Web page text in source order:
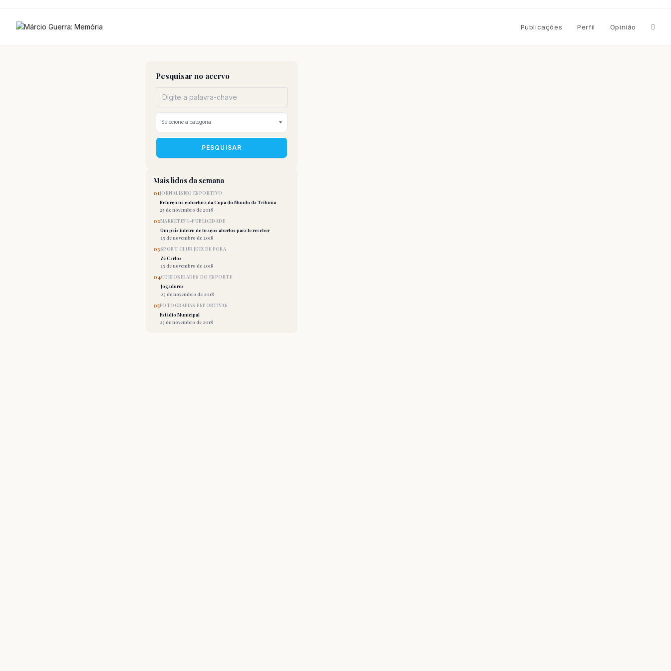
Publicações Perfil Opinião
Pesquisar no acervo
PESQUISAR
Mais lidos da semana
01JORNALISMO ESPORTIVO
Reforço na cobertura da Copa do Mundo da Tribuna
25 de novembro de 2018
02MARKETING-PUBLICIDADE
Um país inteiro de braços abertos para te receber
25 de novembro de 2018
03SPORT CLUB JUIZ DE FORA
Zé Carlos
25 de novembro de 2018
04CURIOSIDADES DO ESPORTE
Jogadores
25 de novembro de 2018
05FOTOGRAFIAS ESPORTIVAS
Estádio Municipal
25 de novembro de 2018